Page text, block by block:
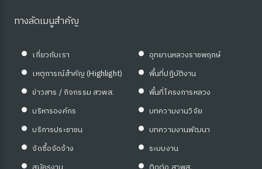
ทางลัดเมนูสำคัญ
เกี่ยวกับเรา
เหตุการณ์สำคัญ (Highlight)
ข่าวสาร / กิจกรรม สวพส.
บริหารองค์กร
บริการประชาชน
จัดซื้อจัดจ้าง
อุทยานหลวงราชพฤกษ์
พื้นที่ปฏิบัติงาน
พื้นที่โครงการหลวง
บทความงานวิจัย
บทความงานพัฒนา
ระบบงาน